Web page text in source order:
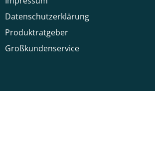
Datenschutzerklärung
Produktratgeber
Großkundenservice